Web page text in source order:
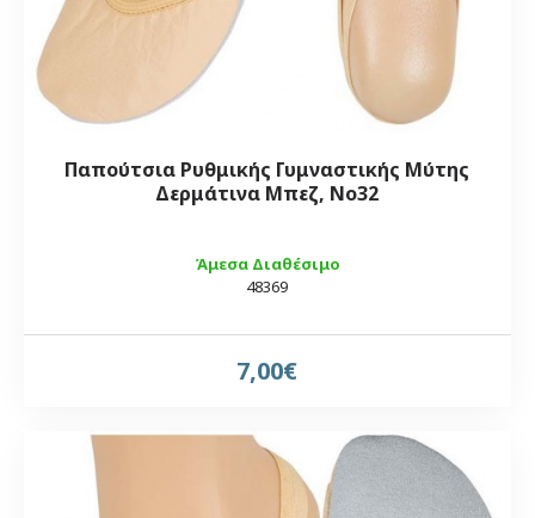
Άμεσα Διαθέσιμο
48369
Παπούτσια Ρυθμικής Γυμναστικής Μύτης
Δερμάτινα Μπεζ, Νο32
7,00€